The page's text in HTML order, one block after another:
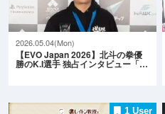
2026.05.04(Mon)
【EVO Japan 2026】北斗の拳優
勝のK.I選手 独占インタビュー「…
1 User